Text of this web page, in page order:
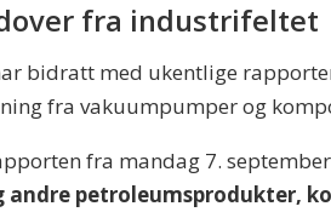
fra industrifeltet
bidratt med ukentlige
fra vakuumpumper og
fra mandag 7.
andre petroleumsprodukter,